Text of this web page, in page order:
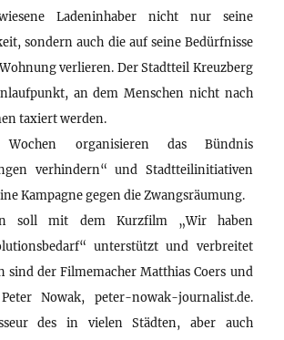
Ladeninhaber nicht nur seine
sondern auch die auf seine Bedürfnisse
verlieren. Der Stadtteil Kreuzberg
an dem Menschen nicht nach
taxiert werden.
organisieren das Bündnis
verhindern“ und Stadtteilinitiativen
Kampagne gegen die Zwangsräumung.
soll mit dem Kurzfilm „Wir haben
unterstützt und verbreitet
sind der Filmemacher Matthias Coers und
Nowak, peter-nowak-journalist.de.
des in vielen Städten, aber auch